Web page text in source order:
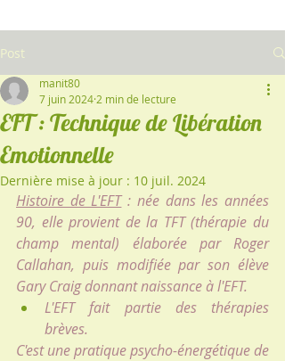
Post
EFT : Technique de Libération
Emotionnelle
manit80
7 juin 2024 2 min de lecture
Dernière mise à jour : 10 juil. 2024
Histoire de L'EFT : née dans les années
90, elle provient de la TFT (thérapie du
champ mental) élaborée par Roger
Callahan, puis modifiée par son élève
Gary Craig donnant naissance à l'EFT.
L'EFT fait partie des thérapies
brèves.
C'est une pratique psycho-énergétique de